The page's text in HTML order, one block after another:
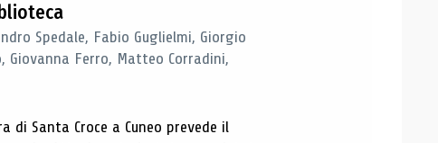
Spedale, Fabio Guglielmi, Giorgio
Giovanna Ferro, Matteo Corradini,
Santa Croce a Cuneo prevede il